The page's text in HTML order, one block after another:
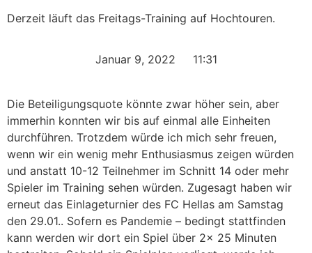
Derzeit läuft das Freitags-Training auf Hochtouren.
Januar 9, 2022 11:31
Die Beteiligungsquote könnte zwar höher sein, aber
immerhin konnten wir bis auf einmal alle Einheiten
durchführen. Trotzdem würde ich mich sehr freuen,
wenn wir ein wenig mehr Enthusiasmus zeigen würden
und anstatt 10-12 Teilnehmer im Schnitt 14 oder mehr
Spieler im Training sehen würden. Zugesagt haben wir
erneut das Einlageturnier des FC Hellas am Samstag
den 29.01.. Sofern es Pandemie – bedingt stattfinden
kann werden wir dort ein Spiel über 2x 25 Minuten